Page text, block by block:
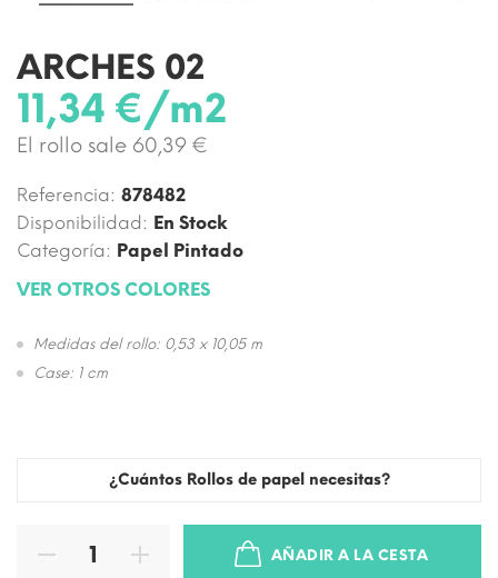
ARCHES 02
11,34 €/m2
El rollo sale 60,39 €
Referencia: 878482
Disponibilidad: En Stock
Categoría: Papel Pintado
VER OTROS COLORES
Medidas del rollo: 0,53 x 10,05 m
Case: 1 cm
¿Cuántos Rollos de papel necesitas?
AÑADIR A LA CESTA